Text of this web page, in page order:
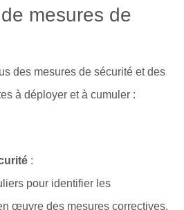
mesures de
des mesures de sécurité et des
à déployer et à cumuler :
:
pour identifier les
œuvre des mesures correctives.